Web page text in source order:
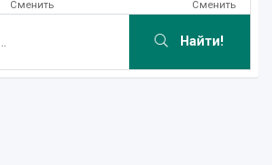
Сменить Сменить
Найти!